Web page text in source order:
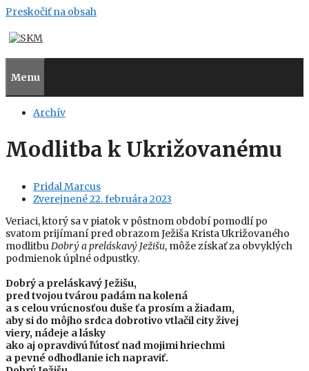
Preskočiť na obsah
Menu
Archív
Modlitba k Ukrižovanému
PridalMarcus
Zverejnené22. februára 2023
Veriaci, ktorý sa v piatok v pôstnom období pomodlí po
svatom prijímaní pred obrazom Ježiša Krista Ukrižovaného
modlitbuDobrý a preláskavý Ježišu, môže získať za obvyklých
podmienok úplné odpustky.
Dobrý a preláskavý Ježišu,
pred tvojou tvárou padám na kolená
a s celou vrúcnosťou duše ťa prosím a žiadam,
aby si do môjho srdca dobrotivo vtlačil city živej
viery, nádeje a lásky
ako aj opravdivú ľútosť nad mojimi hriechmi
a pevné odhodlanie ich napraviť.